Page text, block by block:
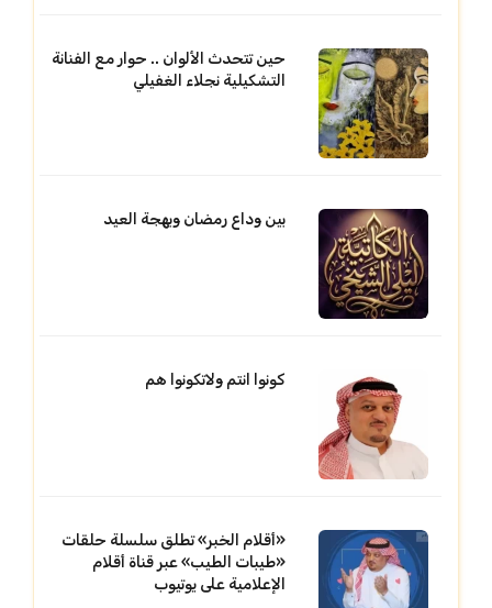
حين تتحدث الألوان .. حوار مع الفنانة
التشكيلية نجلاء الغفيلي
بين وداع رمضان وبهجة العيد
كونوا انتم ولاتكونوا هم
«أقلام الخبر» تطلق سلسلة حلقات
«طيبات الطيب» عبر قناة أقلام
الإعلامية على يوتيوب